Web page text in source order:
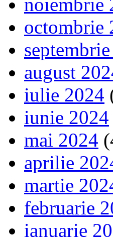
octombrie
august
iulie 2024
iunie 2024
mai 2024
aprilie
martie
februarie
ianuarie